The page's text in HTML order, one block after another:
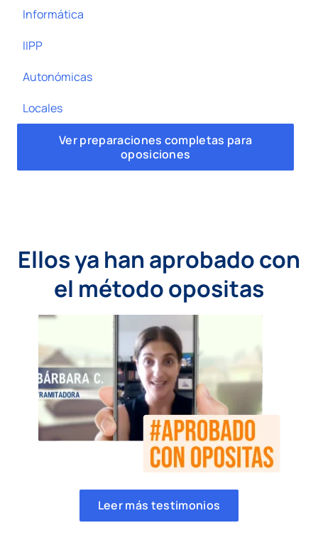
Informática
IIPP
Autonómicas
Locales
Ver preparaciones completas para
oposiciones
Ellos ya han aprobado con
el método opositas
Leer más testimonios